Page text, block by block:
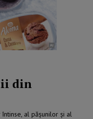
din
al pășunilor și al